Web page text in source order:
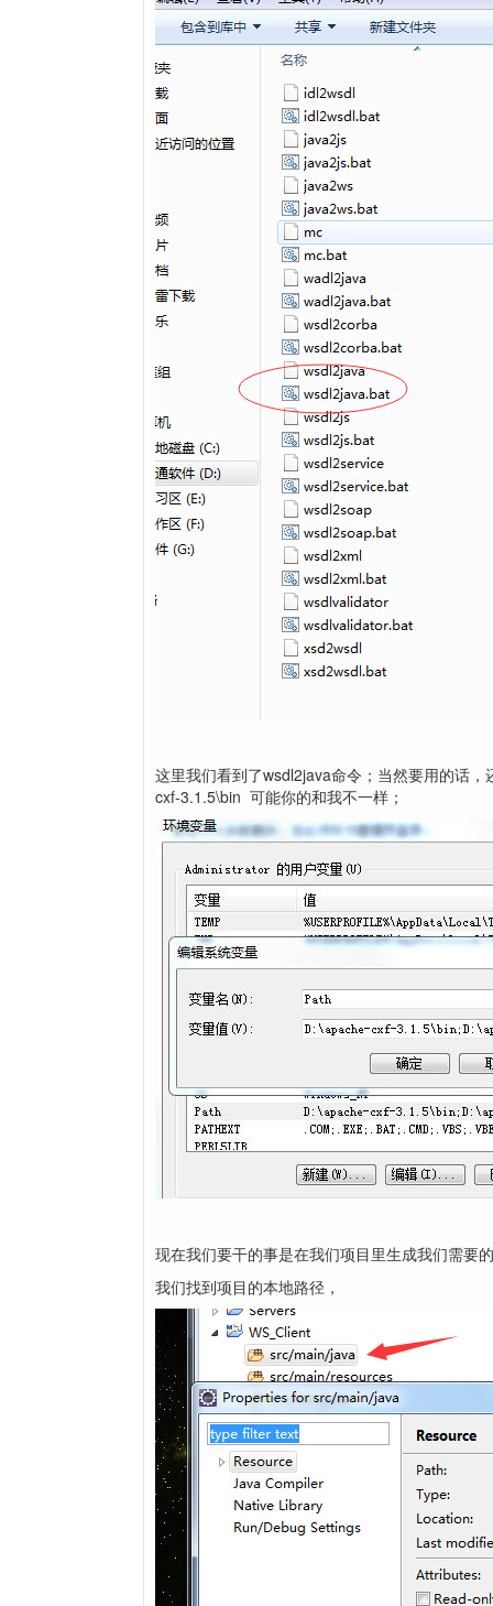
这里我们看到了wsdl2java命令；当然要用的话
cxf-3.1.5\bin 可能你的和我不一样；
现在我们要干的事是在我们项目里生成我们需要
我们找到项目的本地路径，